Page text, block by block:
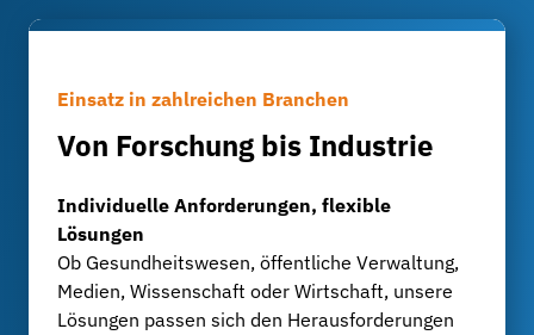
Einsatz in zahlreichen Branchen
Von Forschung bis Industrie
Individuelle Anforderungen, flexible
Lösungen
Ob Gesundheitswesen, öffentliche Verwaltung,
Medien, Wissenschaft oder Wirtschaft, unsere
Lösungen passen sich den Herausforderungen